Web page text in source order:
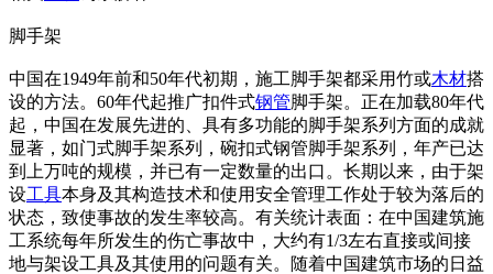
脚手架
中国在1949年前和50年代初期，施工脚手架都采用竹或木材搭
设的方法。60年代起推广扣件式钢管脚手架。正在加载80年代
起，中国在发展先进的、具有多功能的脚手架系列方面的成就
显著，如门式脚手架系列，碗扣式钢管脚手架系列，年产已达
到上万吨的规模，并已有一定数量的出口。长期以来，由于架
设工具本身及其构造技术和使用安全管理工作处于较为落后的
状态，致使事故的发生率较高。有关统计表面：在中国建筑施
工系统每年所发生的伤亡事故中，大约有1/3左右直接或间接
地与架设工具及其使用的问题有关。随着中国建筑市场的日益